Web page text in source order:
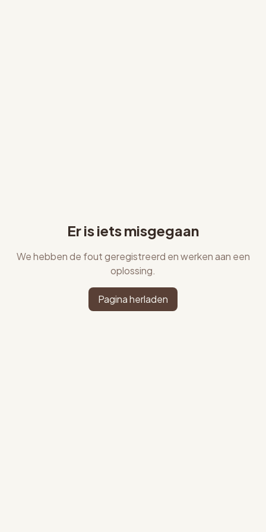
Er is iets misgegaan
We hebben de fout geregistreerd en werken aan een
oplossing.
Pagina herladen